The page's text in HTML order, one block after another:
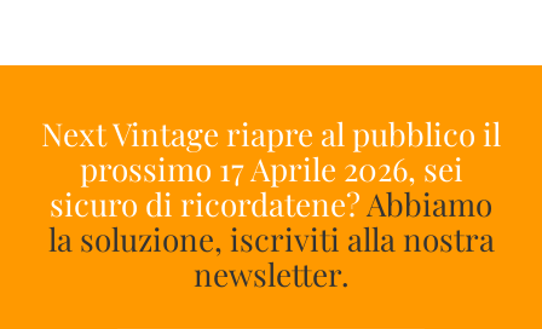
Next Vintage riapre al pubblico il
prossimo 17 Aprile 2026, sei
sicuro di ricordatene? Abbiamo
la soluzione, iscriviti alla nostra
newsletter.